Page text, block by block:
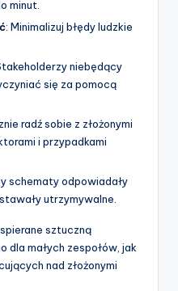
minut.
: Minimalizuj błędy ludzkie
niebędący
się za pomocą
radź sobie z złożonymi
i przypadkami
schematy odpowiadały
utrzymywalne.
sztuczną
dla małych zespołów, jak
nad złożonymi